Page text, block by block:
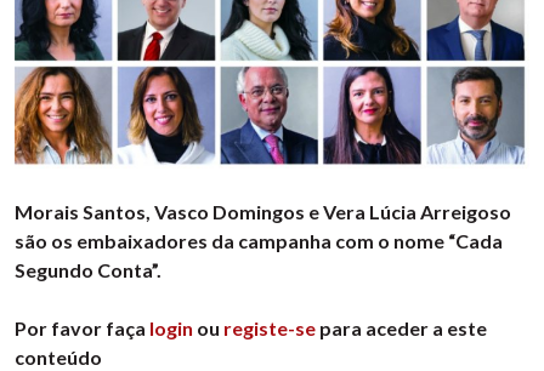
Morais Santos, Vasco Domingos e Vera Lúcia Arreigoso
são os embaixadores da campanha com o nome “Cada
Segundo Conta”.
Por favor faça login ou registe-se para aceder a este
conteúdo